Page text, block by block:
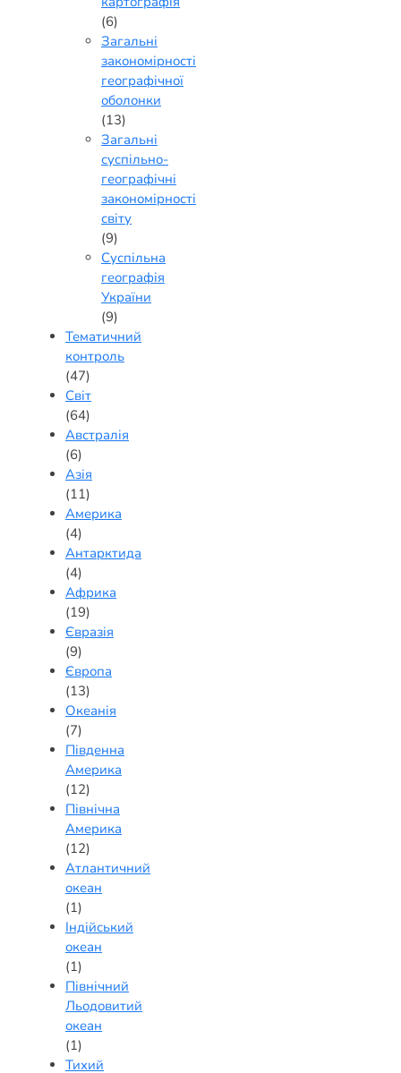
(6)
Загальні
закономірності
географічної
оболонки
(13)
Загальні
суспільно-
географічні
закономірності
світу
(9)
Суспільна
географія
України
(9)
Тематичний
контроль
(47)
Світ
(64)
Австралія
(6)
Азія
(11)
Америка
(4)
Антарктида
(4)
Африка
(19)
Євразія
(9)
Європа
(13)
Океанія
(7)
Південна
Америка
(12)
Північна
Америка
(12)
Атлантичний
океан
(1)
Індійський
океан
(1)
Північний
Льодовитий
океан
(1)
Тихий